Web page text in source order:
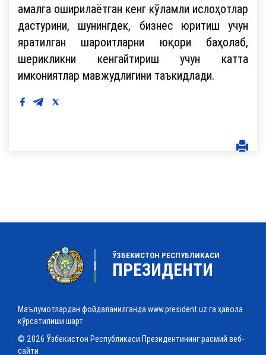
амалга оширилаётган кенг кўламли ислоҳотлар
дастурини, шунингдек, бизнес юритиш учун
яратилган шароитларни юқори баҳолаб,
шерикликни кенгайтириш учун катта
имкониятлар мавжудлигини таъкидлади.
ЎЗБЕКИСТОН РЕСПУБЛИКАСИ
ПРЕЗИДЕНТИ
Маълумотлардан фойдаланилганда www.president.uz га ҳавола
кўрсатилиши шарт
© 2026 Ўзбекистон Республикаси Президентининг расмий веб-
сайти